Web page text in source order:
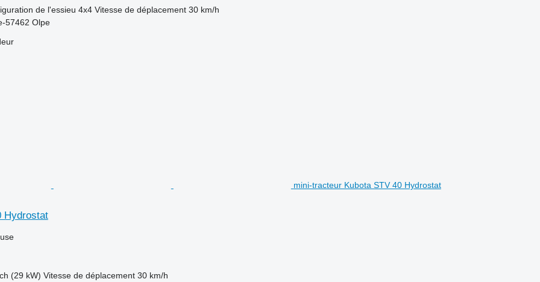
de l'essieu 4x4 Vitesse de déplacement 30 km/h
57462 Olpe
mini-tracteur Kubota STV 40 Hydrostat
Hydrostat
(29 kW) Vitesse de déplacement 30 km/h